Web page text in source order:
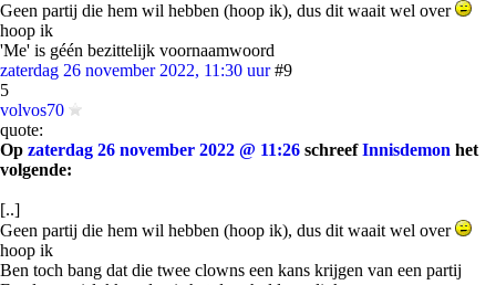
Geen partij die hem wil hebben (hoop ik), dus dit waait wel over
hoop ik
'Me' is géén bezittelijk voornaamwoord
zaterdag 26 november 2022, 11:30 uur #9
5
volvos70
quote:
Op zaterdag 26 november 2022 @ 11:26 schreefInnisdemon het
volgende:
[..]
Geen partij die hem wil hebben (hoop ik), dus dit waait wel over
hoop ik
Ben toch bang dat die twee clowns een kans krijgen van een partij